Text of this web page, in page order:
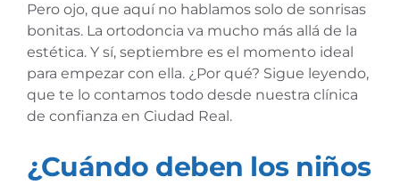
Pero ojo, que aquí no hablamos solo de sonrisas
bonitas. La ortodoncia va mucho más allá de la
estética. Y sí, septiembre es el momento ideal
para empezar con ella. ¿Por qué? Sigue leyendo,
que te lo contamos todo desde nuestra clínica
de confianza en Ciudad Real.
¿Cuándo deben los niños